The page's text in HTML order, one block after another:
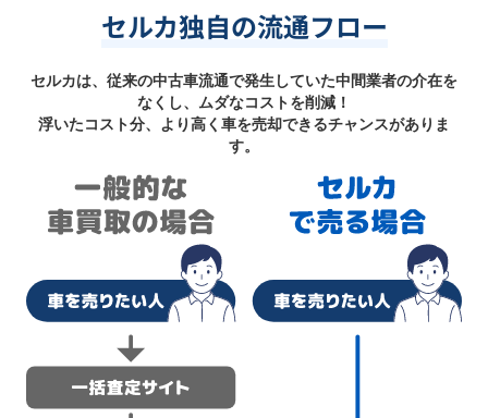
セルカ独自の流通フロー
セルカは、従来の中古車流通で発生していた中間業者の介在を
なくし、ムダなコストを削減！
浮いたコスト分、より高く車を売却できるチャンスがありま
す。